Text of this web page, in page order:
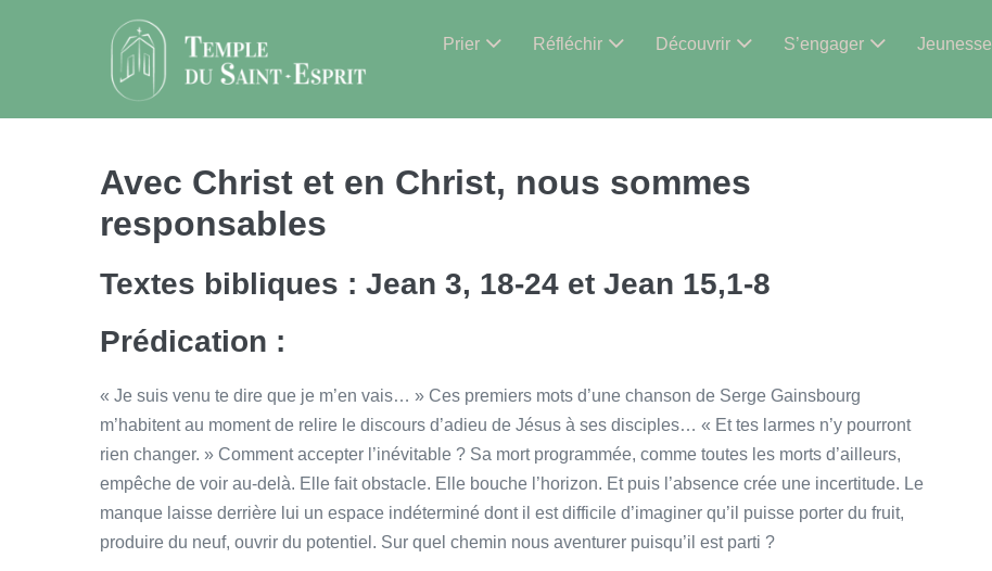
Prier Réfléchir Découvrir S’engager Jeunesse
Avec Christ et en Christ, nous sommes
responsables
Textes bibliques : Jean 3, 18-24 et Jean 15,1-8
Prédication :
« Je suis venu te dire que je m’en vais… » Ces premiers mots d’une chanson de Serge Gainsbourg
m’habitent au moment de relire le discours d’adieu de Jésus à ses disciples… « Et tes larmes n’y pourront
rien changer. » Comment accepter l’inévitable ? Sa mort programmée, comme toutes les morts d’ailleurs,
empêche de voir au-delà. Elle fait obstacle. Elle bouche l’horizon. Et puis l’absence crée une incertitude. Le
manque laisse derrière lui un espace indéterminé dont il est difficile d’imaginer qu’il puisse porter du fruit,
produire du neuf, ouvrir du potentiel. Sur quel chemin nous aventurer puisqu’il est parti ?